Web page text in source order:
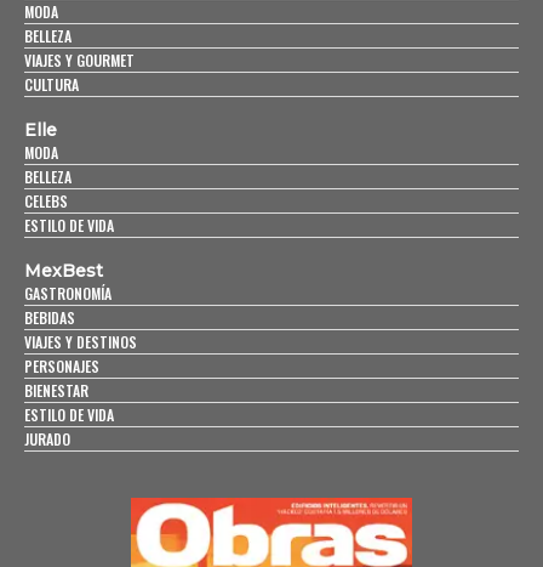
MODA
BELLEZA
VIAJES Y GOURMET
CULTURA
Elle
MODA
BELLEZA
CELEBS
ESTILO DE VIDA
MexBest
GASTRONOMÍA
BEBIDAS
VIAJES Y DESTINOS
PERSONAJES
BIENESTAR
ESTILO DE VIDA
JURADO